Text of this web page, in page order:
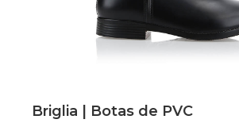
Scopri
Briglia | Botas de PVC